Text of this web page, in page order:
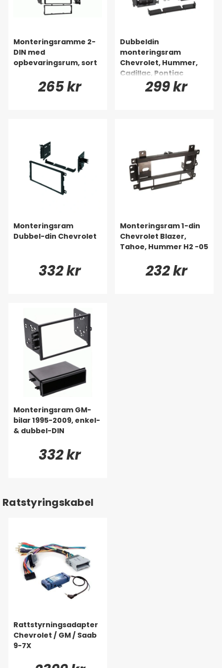
Monteringsramme 2-
DIN med
opbevaringsrum, sort
265 kr
Dubbeldin
monteringsram
Chevrolet, Hummer,
Cadillac, Pontiac
299 kr
Monteringsram
Dubbel-din Chevrolet
332 kr
Monteringsram 1-din
Chevrolet Blazer,
Tahoe, Hummer H2 -05
232 kr
Monteringsram GM-
bilar 1995-2009, enkel-
& dubbel-DIN
332 kr
Ratstyringskabel
Rattstyrningsadapter
Chevrolet / GM / Saab
9-7X